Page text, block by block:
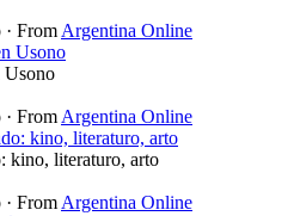
· From Argentina Online
Usono
Usono
· From Argentina Online
kino, literaturo, arto
kino, literaturo, arto
· From Argentina Online